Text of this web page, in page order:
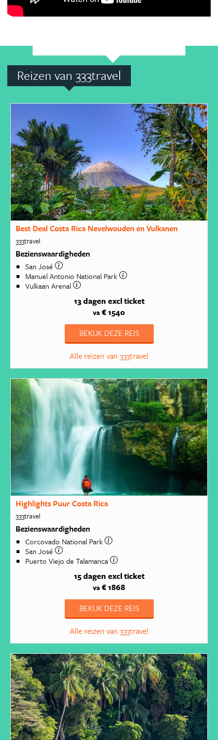
Reizen van 333travel
Best Deal Costa Rica Nevelwouden en Vulkanen
333travel
Bezienswaardigheden
San José
Manuel Antonio National Park
Vulkaan Arenal
13 dagen excl ticket
va € 1540
BEKIJK DEZE REIS
Alle reizen van 333travel
Highlights Puur Costa Rica
333travel
Bezienswaardigheden
Corcovado National Park
San José
Puerto Viejo de Talamanca
15 dagen excl ticket
va € 1868
BEKIJK DEZE REIS
Alle reizen van 333travel